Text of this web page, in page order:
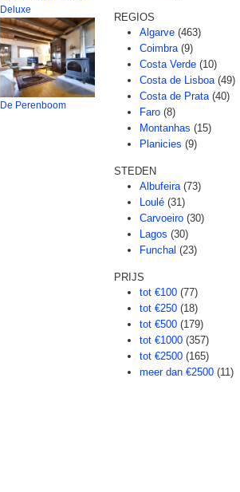
Deluxe
De Perenboom
REGIOS
Algarve (463)
Coimbra (9)
Costa Verde (10)
Costa de Lisboa (49)
Costa de Prata (40)
Faro (8)
Montanhas (15)
Planicies (9)
STEDEN
Albufeira (73)
Loulé (31)
Carvoeiro (30)
Lagos (30)
Funchal (23)
PRIJS
tot €100 (77)
tot €250 (18)
tot €500 (179)
tot €1000 (357)
tot €2500 (165)
meer dan €2500 (11)